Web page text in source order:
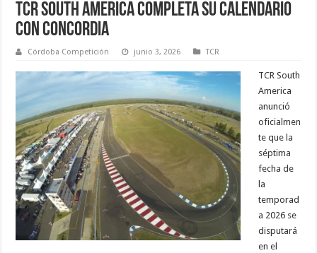
TCR SOUTH AMERICA COMPLETA SU CALENDARIO
CON CONCORDIA
Córdoba Competición junio 3, 2026 TCR
TCR South
America
anunció
oficialmen
te que la
séptima
fecha de
la
temporad
a 2026 se
disputará
en el